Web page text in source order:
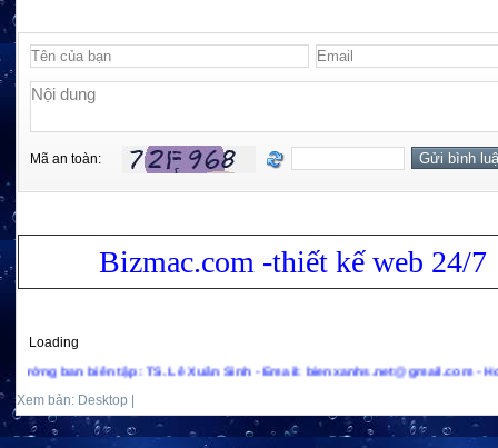
Mã an toàn:
Bizmac.com -thiết kế web 24/7
Loading
tập: TS. Lê Xuân Sinh - Email: bienxanhs.net@gmail.com - Hotline:
Xem bản: Desktop |